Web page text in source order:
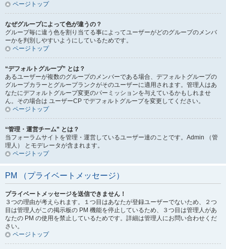
ページトップ
なぜグループによって色が違うの？
グループ毎に違う色を割り当てる事によってユーザーがどのグループのメンバ
ーかを判別しやすいようにしているためです。
ページトップ
“デフォルトグループ” とは？
あるユーザーが複数のグループのメンバーである場合、デフォルトグループの
グループカラーとグループランクがそのユーザーに適用されます。管理人はあ
なたにデフォルトグループ変更のパーミッションを与えているかもしれませ
ん。その場合は ユーザーCP でデフォルトグループを変更してください。
ページトップ
“管理・運営チーム” とは？
当フォーラムサイトを管理・運営しているユーザー達のことです。Admin （管
理人） とモデレータが含まれます。
ページトップ
PM （プライベートメッセージ）
プライベートメッセージを送信できません！
３つの理由が考えられます。１つ目はあなたが登録ユーザーでないため、２つ
目は管理人がこの掲示板の PM 機能を停止しているため、３つ目は管理人があ
なたの PM の使用を禁止しているためです。詳細は管理人にお問い合わせくだ
さい。
ページトップ